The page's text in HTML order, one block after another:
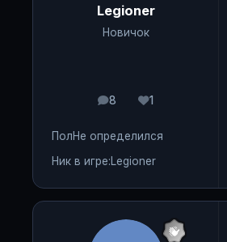
Legioner
Новичок
8
сообщения
1
Репутация
ПолНе определился
Ник в игре:Legioner